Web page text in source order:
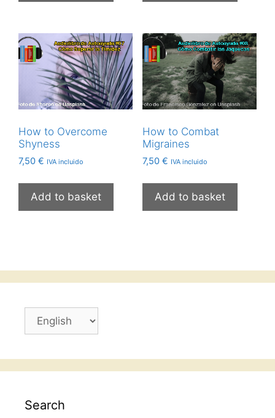
How to Overcome
Shyness
7,50 € IVA incluido
Add to basket
How to Combat
Migraines
7,50 € IVA incluido
Add to basket
Choose
Search